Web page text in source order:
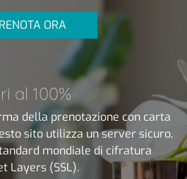
ORA
al 100%
della prenotazione con carta
sito utilizza un server sicuro,
mondiale di cifratura
Layers (SSL).